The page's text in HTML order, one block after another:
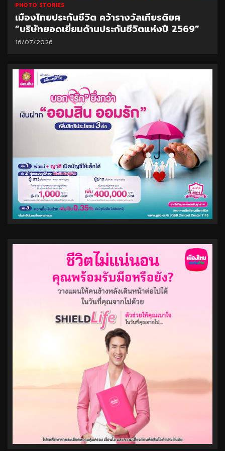
PHOTO STORIES
เมืองไทยประกันชีวิต คว้ารางวัลเกียรติยศ
“บริษัทยอดเยี่ยมด้านประกันชีวิตแห่งปี 2569”
16/07/2026